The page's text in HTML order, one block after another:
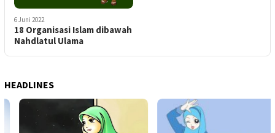
6 Juni 2022
18 Organisasi Islam dibawah
Nahdlatul Ulama
HEADLINES